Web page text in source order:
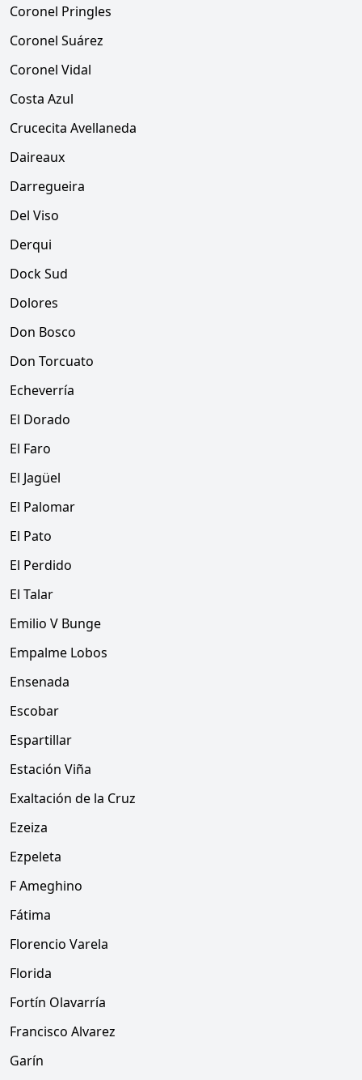
Coronel Pringles
Coronel Suárez
Coronel Vidal
Costa Azul
Crucecita Avellaneda
Daireaux
Darregueira
Del Viso
Derqui
Dock Sud
Dolores
Don Bosco
Don Torcuato
Echeverría
El Dorado
El Faro
El Jagüel
El Palomar
El Pato
El Perdido
El Talar
Emilio V Bunge
Empalme Lobos
Ensenada
Escobar
Espartillar
Estación Viña
Exaltación de la Cruz
Ezeiza
Ezpeleta
F Ameghino
Fátima
Florencio Varela
Florida
Fortín Olavarría
Francisco Alvarez
Garín